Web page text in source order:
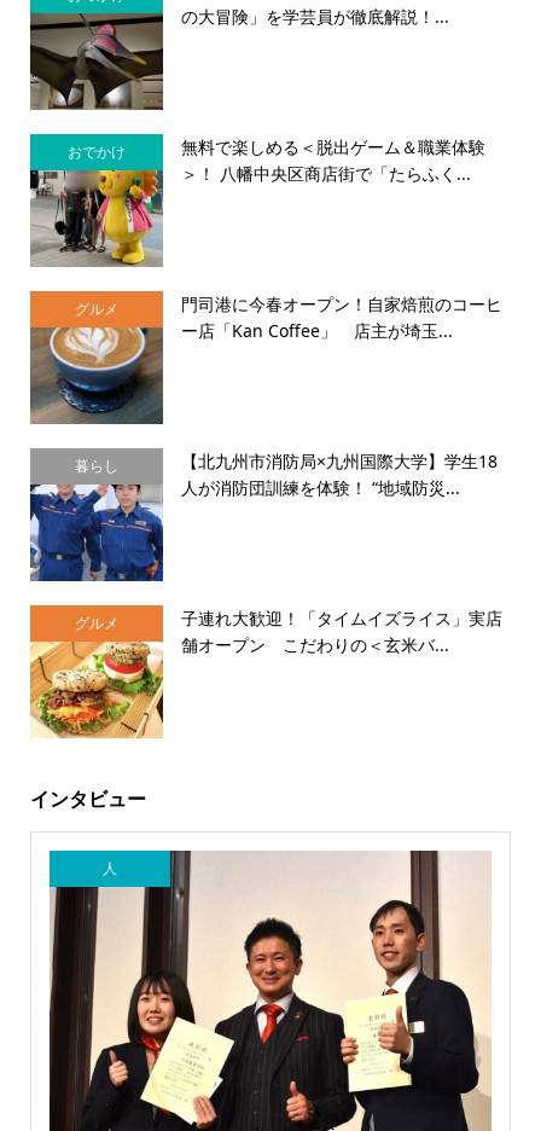
の大冒険」を学芸員が徹底解説！...
おでかけ
無料で楽しめる＜脱出ゲーム＆職業体験
＞！ 八幡中央区商店街で「たらふく...
グルメ
門司港に今春オープン！自家焙煎のコーヒ
ー店「Kan Coffee」 店主が埼玉...
暮らし
【北九州市消防局×九州国際大学】学生18
人が消防団訓練を体験！ “地域防災...
グルメ
子連れ大歓迎！「タイムイズライス」実店
舗オープン こだわりの＜玄米バ...
インタビュー
人